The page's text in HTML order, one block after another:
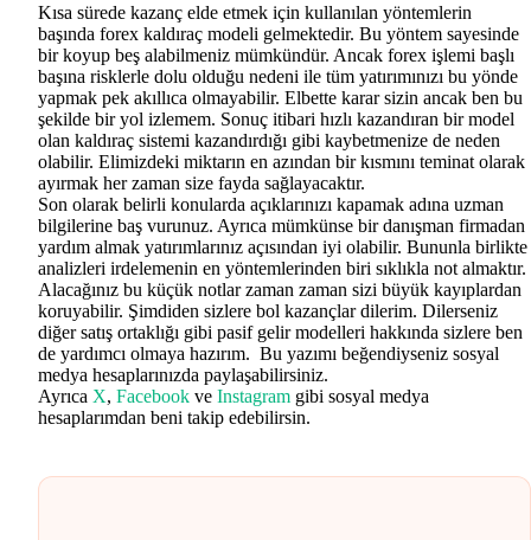
Kısa sürede kazanç elde etmek için kullanılan yöntemlerin
başında forex kaldıraç modeli gelmektedir. Bu yöntem sayesinde
bir koyup beş alabilmeniz mümkündür. Ancak forex işlemi başlı
başına risklerle dolu olduğu nedeni ile tüm yatırımınızı bu yönde
yapmak pek akıllıca olmayabilir. Elbette karar sizin ancak ben bu
şekilde bir yol izlemem. Sonuç itibari hızlı kazandıran bir model
olan kaldıraç sistemi kazandırdığı gibi kaybetmenize de neden
olabilir. Elimizdeki miktarın en azından bir kısmını teminat olarak
ayırmak her zaman size fayda sağlayacaktır.
Son olarak belirli konularda açıklarınızı kapamak adına uzman
bilgilerine baş vurunuz. Ayrıca mümkünse bir danışman firmadan
yardım almak yatırımlarınız açısından iyi olabilir. Bununla birlikte
analizleri irdelemenin en yöntemlerinden biri sıklıkla not almaktır.
Alacağınız bu küçük notlar zaman zaman sizi büyük kayıplardan
koruyabilir. Şimdiden sizlere bol kazançlar dilerim. Dilerseniz
diğer satış ortaklığı gibi pasif gelir modelleri hakkında sizlere ben
de yardımcı olmaya hazırım. Bu yazımı beğendiyseniz sosyal
medya hesaplarınızda paylaşabilirsiniz.
Ayrıca X, Facebook ve Instagram gibi sosyal medya
hesaplarımdan beni takip edebilirsin.